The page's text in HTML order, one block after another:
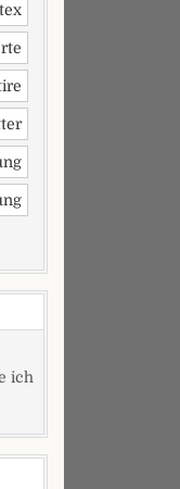
ich